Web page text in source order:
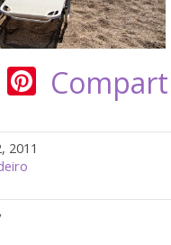
T
itt
er
Pi
er
st
2011